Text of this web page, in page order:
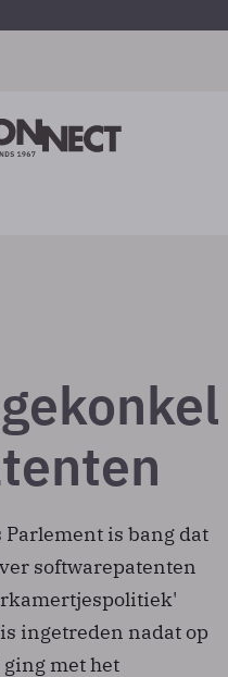
Parlement is bang dat
softwarepatenten
ingetreden nadat op
met het